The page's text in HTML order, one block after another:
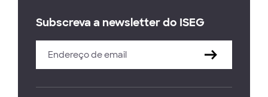
Subscreva a newsletter do ISEG